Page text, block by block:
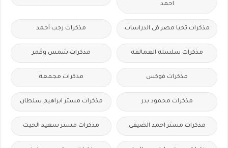
احمد
مذكرات تحيا مصر فى الدراسات مذكرات رجب أحمد
مذكرات سلسلة العمالقة مذكرات شمس وقمر
مذكرات فوكس مذكرات مجمعة
مذكرات محمود بدر مذكرات مستر ابراهيم سلطان
مذكرات مستر احمد الضيفى مذكرات مستر سعيد الحيت